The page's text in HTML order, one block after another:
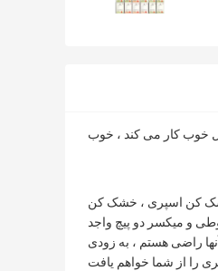
کن اسپری ، خشک کن
و میکسر دو پیچ واجد
راضی هستم ، به زودی
را از شما خواهم یافت